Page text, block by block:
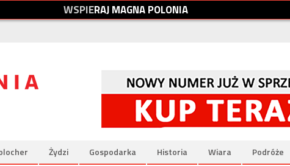
WSPIERAJMAGNAPOLONIA
Żydzi Gospodarka Historia Wiara Podróże